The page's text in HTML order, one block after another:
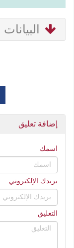
البيانات
إضافة تعليق
اسمك
بريدك الإلكتروني
التعليق